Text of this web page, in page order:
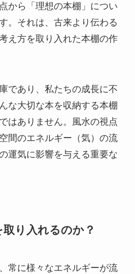
から「理想の本棚」につい
。それは、古来より伝わる
え方を取り入れた本棚の作
であり、私たちの成長に不
な大切な本を収納する本棚
はありません。風水の視点
間のエネルギー（気）の流
運気に影響を与える重要な
り入れるのか？
常に様々なエネルギーが流